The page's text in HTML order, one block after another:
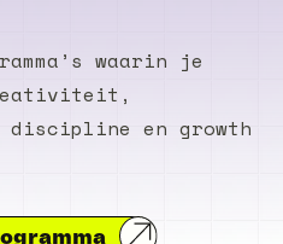
waarin je
discipline en growth